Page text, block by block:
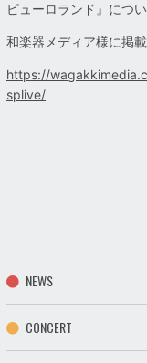
NEWS
CONCERT
ピューロランド』につ
和楽器メディア様に掲
https://
splive/